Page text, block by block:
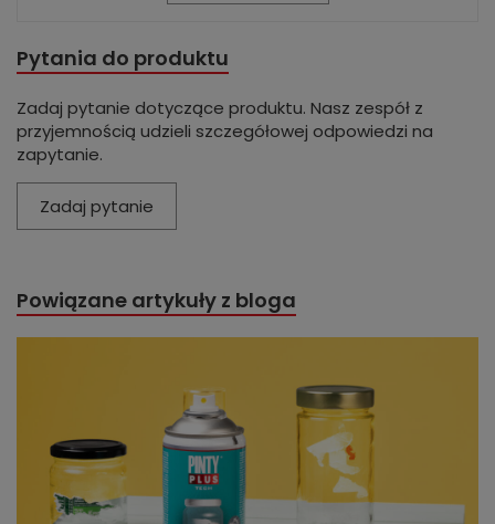
Pytania do produktu
Zadaj pytanie dotyczące produktu. Nasz zespół z
przyjemnością udzieli szczegółowej odpowiedzi na
zapytanie.
Zadaj pytanie
Powiązane artykuły z bloga